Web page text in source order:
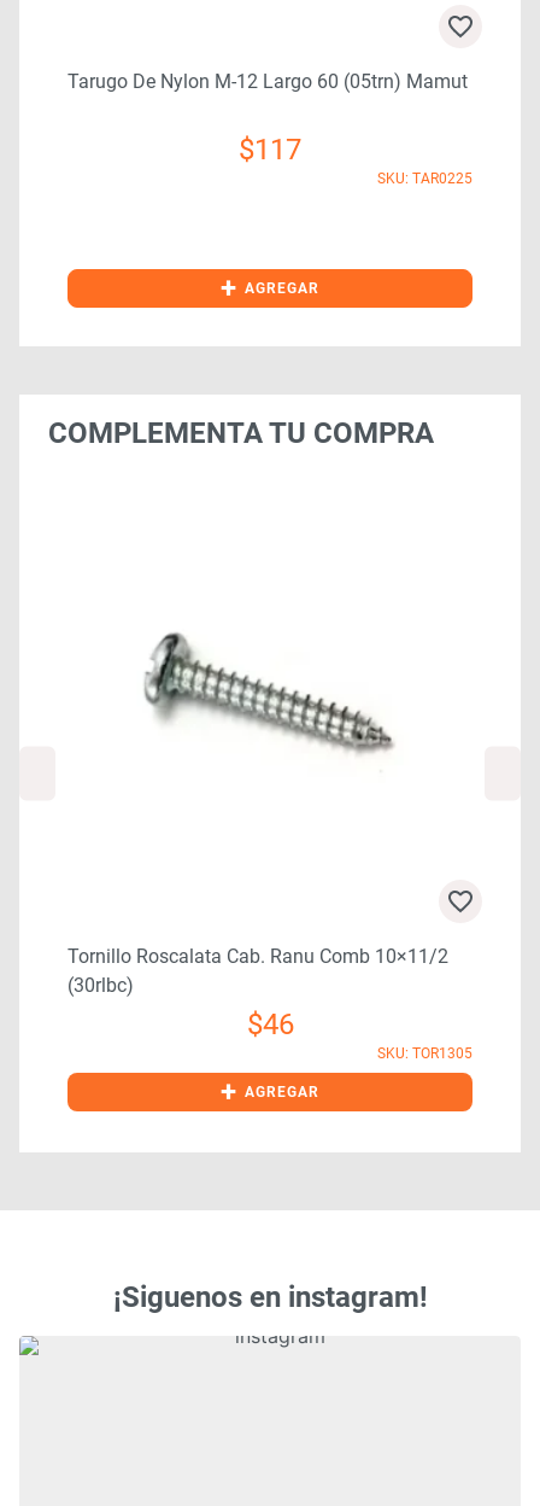
Tarugo De Nylon M-12 Largo 60 (05trn) Mamut
$117
SKU: TAR0225
+ AGREGAR
COMPLEMENTA TU COMPRA
Tornillo Roscalata Cab. Ranu Comb 10×11/2
(30rlbc)
$46
SKU: TOR1305
+ AGREGAR
¡Siguenos en instagram!